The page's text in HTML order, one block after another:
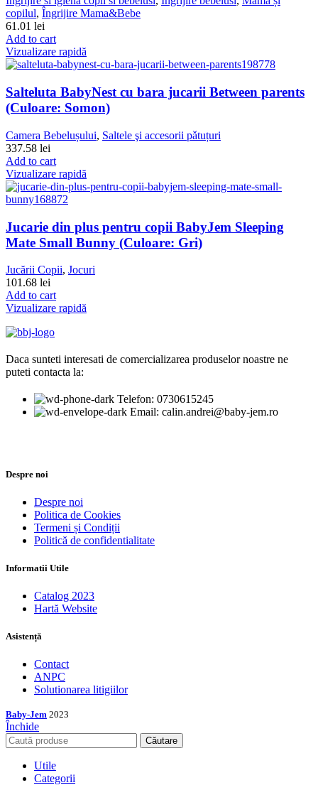
copilul, Îngrijire Mama&Bebe
61.01 lei
Add to cart
Vizualizare rapidă
Salteluta BabyNest cu bara jucarii Between parents
(Culoare: Somon)
Camera Bebelușului, Saltele şi accesorii pǎtuțuri
337.58 lei
Add to cart
Vizualizare rapidă
Jucarie din plus pentru copii BabyJem Sleeping
Mate Small Bunny (Culoare: Gri)
Jucării Copii, Jocuri
101.68 lei
Add to cart
Vizualizare rapidă
Daca sunteti interesati de comercializarea produselor noastre ne
puteti contacta la:
Telefon: 0730615245
Email: calin.andrei@baby-jem.ro
Despre noi
Despre noi
Politica de Cookies
Termeni și Condiții
Politică de confidentialitate
Informatii Utile
Catalog 2023
Hartă Website
Asistență
Contact
ANPC
Solutionarea litigiilor
Baby-Jem 2023
Închide
Căutare
Utile
Categorii